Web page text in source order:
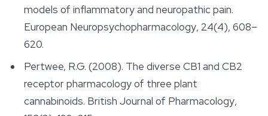
models of inflammatory and neuropathic pain.
European Neuropsychopharmacology, 24(4), 608–
620.
Pertwee, R.G. (2008). The diverse CB1 and CB2
receptor pharmacology of three plant
cannabinoids. British Journal of Pharmacology,